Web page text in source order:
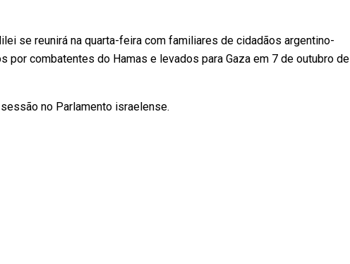
se reunirá na quarta-feira com familiares de cidadãos argentino-
por combatentes do Hamas e levados para Gaza em 7 de outubro de
no Parlamento israelense.